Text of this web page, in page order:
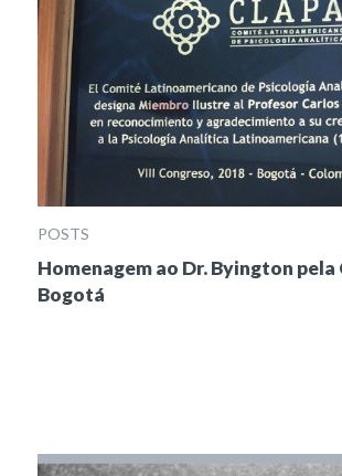
POSTS
Homenagem ao Dr. Byington pela
Bogotá